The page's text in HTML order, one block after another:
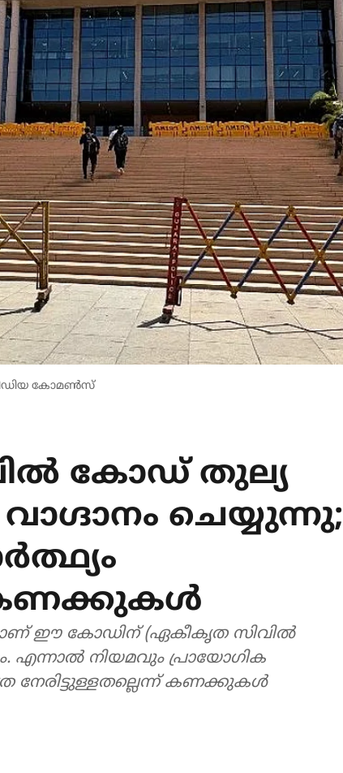
കോമൺസ്
കോഡ് തുല്യ
ചെയ്യുന്നു;
കണക്കുകൾ
ഈ കോഡിന് (ഏകീകൃത സിവിൽ
എന്നാൽ നിയമവും പ്രായോഗിക
നേരിട്ടുള്ളതല്ലെന്ന് കണക്കുകൾ